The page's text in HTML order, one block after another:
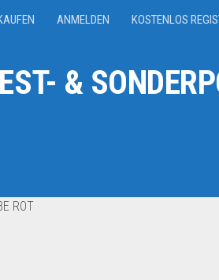
ANMELDEN KOSTENLOS
&
ROT